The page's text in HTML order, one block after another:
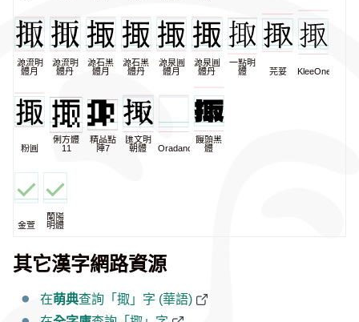
源流明
體月
源流明
體丹
源石黑
體月
源石黑
體丹
源泉圓
體月
源泉圓
體丹
一點明
體
芫荽 KleeOne
粉圓
俐方體
11
精品點
陣7
匯文明
朝體
Oradano
饅頭黑
體
金萱
蘭陽
明體
其它漢字網路資源
在萌典查詢「掫」字 (華語)